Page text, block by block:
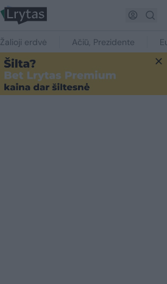
Žalioji erdvė Ačiū, Prezidente